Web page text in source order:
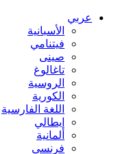
عربي
الأسبانية
فيتنامي
صينى
تاغالوغ
الروسية
الكورية
اللغة الفارسية
إيطالي
ألمانية
فرنسي